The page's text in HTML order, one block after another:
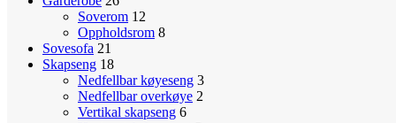
Soverom 12
Oppholdsrom 8
Sovesofa 21
Skapseng 18
Nedfellbar køyeseng 3
Nedfellbar overkøye 2
Vertikal skapseng 6